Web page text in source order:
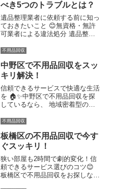
べき5つのトラブルとは？
遺品整理業者に依頼する前に知っ
ておきたいこと 😊無資格・無許
可業者による違法処分 遺品整理
許可がない業者は、違法処分や不
不透明な料金体系と追加費用 見
積もりに含まれていない費用
不用品回収
中野区で不用品回収をスッ
キリ解決！
信頼できるサービスで快適な生活
を 🏠✨中野区で不用品回収を探
しているなら、 地域密着型の信
いマンションや階段でもスムーズ
コトミーやトラッシュアップ東京
など、口コミで高評価の業者が
不用品回収
板橋区の不用品回収で今す
ぐスッキリ！
狭い部屋も2時間で劇的変化！信
頼できるサービス選びのコツ😊
板橋区で不用品回収をお探しな